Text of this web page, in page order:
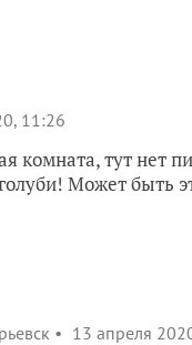
11:26
комната, тут нет
Может быть
13 апреля